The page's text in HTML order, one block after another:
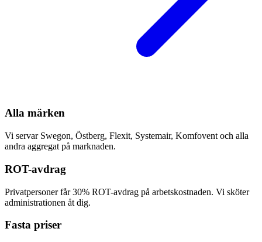
Alla märken
Vi servar Swegon, Östberg, Flexit, Systemair, Komfovent och alla
andra aggregat på marknaden.
ROT-avdrag
Privatpersoner får 30% ROT-avdrag på arbetskostnaden. Vi sköter
administrationen åt dig.
Fasta priser